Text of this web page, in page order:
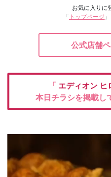
お気に入りに
「 トップページ
公式店舗
「 エディオン ヒ
本日チラシを掲載し